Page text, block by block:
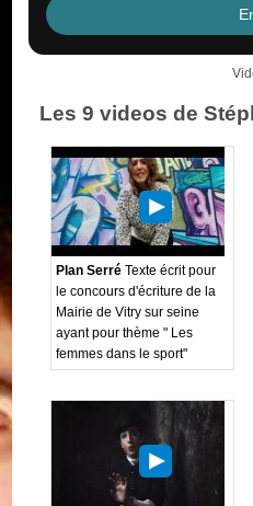
Les 9 videos de
Plan Serré Texte écrit pour
le concours d'écriture de la
Mairie de Vitry sur seine
ayant pour thème " Les
femmes dans le sport"